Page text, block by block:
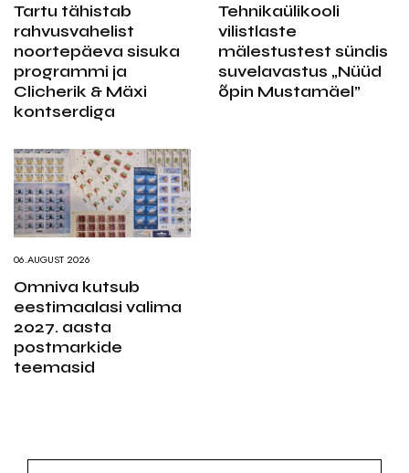
Tartu tähistab
rahvusvahelist
noortepäeva sisuka
programmi ja
Clicherik & Mäxi
kontserdiga
Tehnikaülikooli
vilistlaste
mälestustest sündis
suvelavastus „Nüüd
õpin Mustamäel”
06.AUGUST 2026
Omniva kutsub
eestimaalasi valima
2027. aasta
postmarkide
teemasid